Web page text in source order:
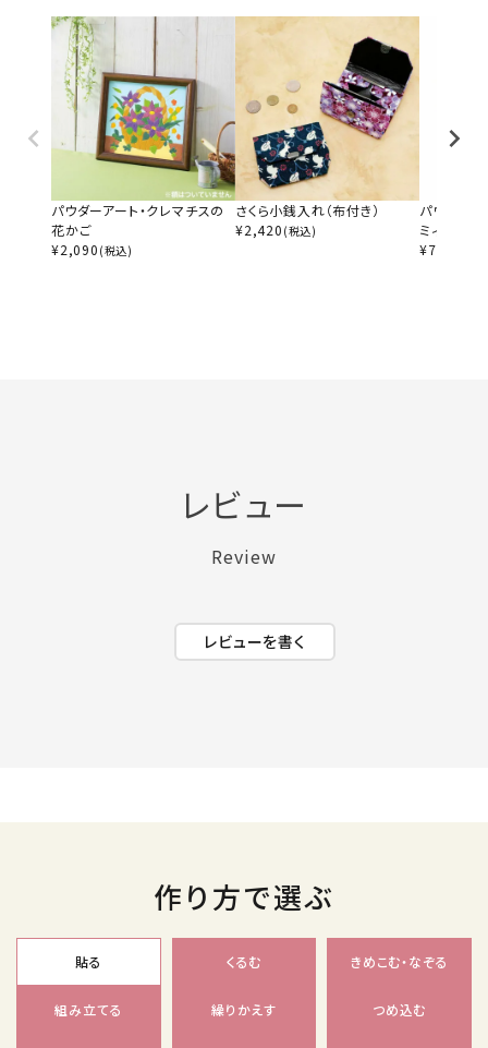
パウダーアート・クレマチスの
花かご
¥2,090 (税込)
さくら小銭入れ（布付き）
¥2,420 (税込)
パウダーマ
ミィ
¥770
レビュー
Review
レビューを書く
作り方で選ぶ
貼る くるむ きめこむ・なぞる
組み立てる 繰りかえす つめ込む